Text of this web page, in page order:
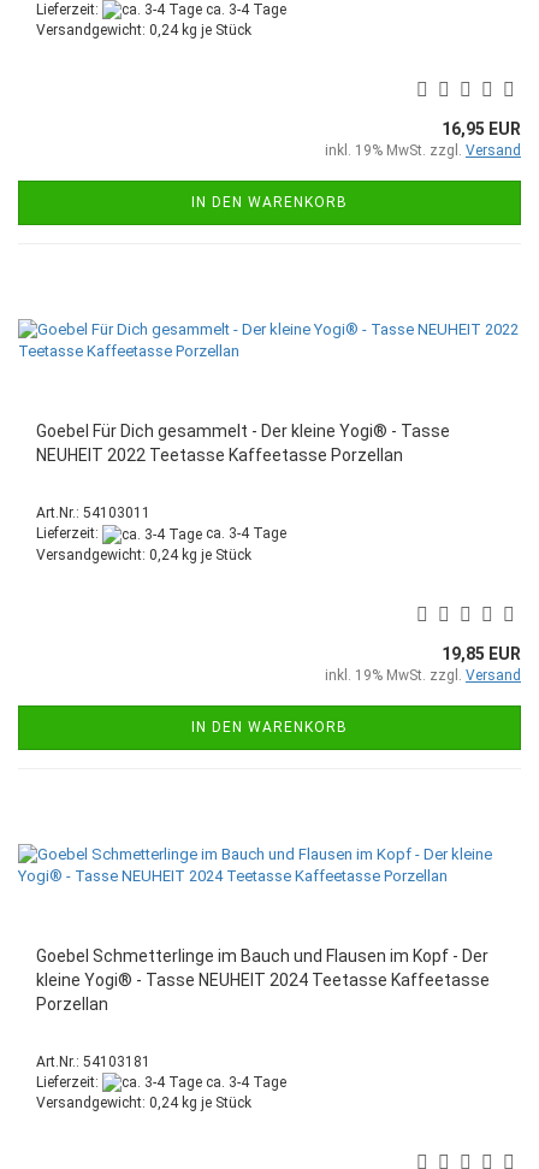
Lieferzeit:
ca. 3-4 Tage
Versandgewicht: 0,24kg je Stück
16,95 EUR
inkl. 19% MwSt. zzgl. Versand
IN DEN WARENKORB
Goebel Für Dich gesammelt - Der kleine Yogi® - Tasse
NEUHEIT 2022 Teetasse Kaffeetasse Porzellan
Art.Nr.: 54103011
Lieferzeit:
ca. 3-4 Tage
Versandgewicht: 0,24kg je Stück
19,85 EUR
inkl. 19% MwSt. zzgl. Versand
IN DEN WARENKORB
Goebel Schmetterlinge im Bauch und Flausen im Kopf - Der
kleine Yogi® - Tasse NEUHEIT 2024 Teetasse Kaffeetasse
Porzellan
Art.Nr.: 54103181
Lieferzeit:
ca. 3-4 Tage
Versandgewicht: 0,24kg je Stück